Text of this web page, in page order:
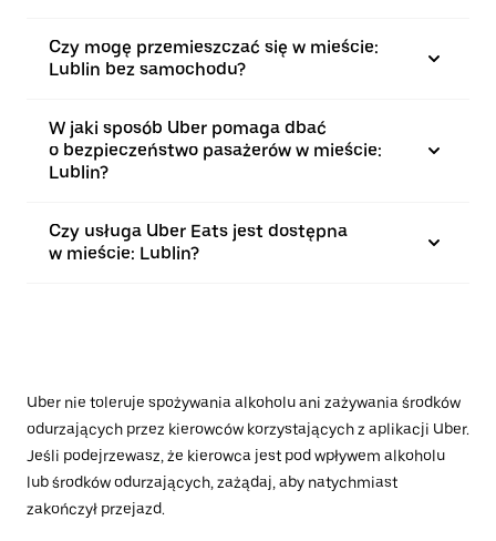
Czy mogę przemieszczać się w mieście:
Lublin bez samochodu?
W jaki sposób Uber pomaga dbać
o bezpieczeństwo pasażerów w mieście:
Lublin?
Czy usługa Uber Eats jest dostępna
w mieście: Lublin?
Uber nie toleruje spożywania alkoholu ani zażywania środków
odurzających przez kierowców korzystających z aplikacji Uber.
Jeśli podejrzewasz, że kierowca jest pod wpływem alkoholu
lub środków odurzających, zażądaj, aby natychmiast
zakończył przejazd.